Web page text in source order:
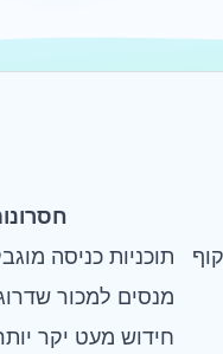
תוכניות כניסה
מנסים למכור
חידוש מעט יקר